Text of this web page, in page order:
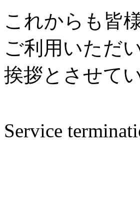
これからも皆
ご利用いただ
挨拶とさせて
Service